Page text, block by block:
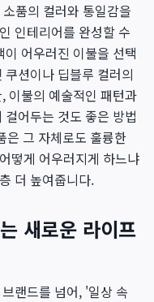
품의 컬러와 통일감을
인테리어를 완성할 수
어우러진 이불을 선택
션이나 딥블루 컬러의
이불의 예술적인 패턴과
어두는 것도 좋은 방법
은 그 자체로도 훌륭한
떻게 어우러지게 하느냐
더 높여줍니다.
새로운 라이프
랜드를 넘어, '일상 속